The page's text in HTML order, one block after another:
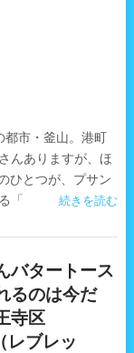
都市・釜山。港町
んありますが、ほ
ひとつが、プサン
「
続きを読む
バタートース
るのは今だ
寺区
レブレッ